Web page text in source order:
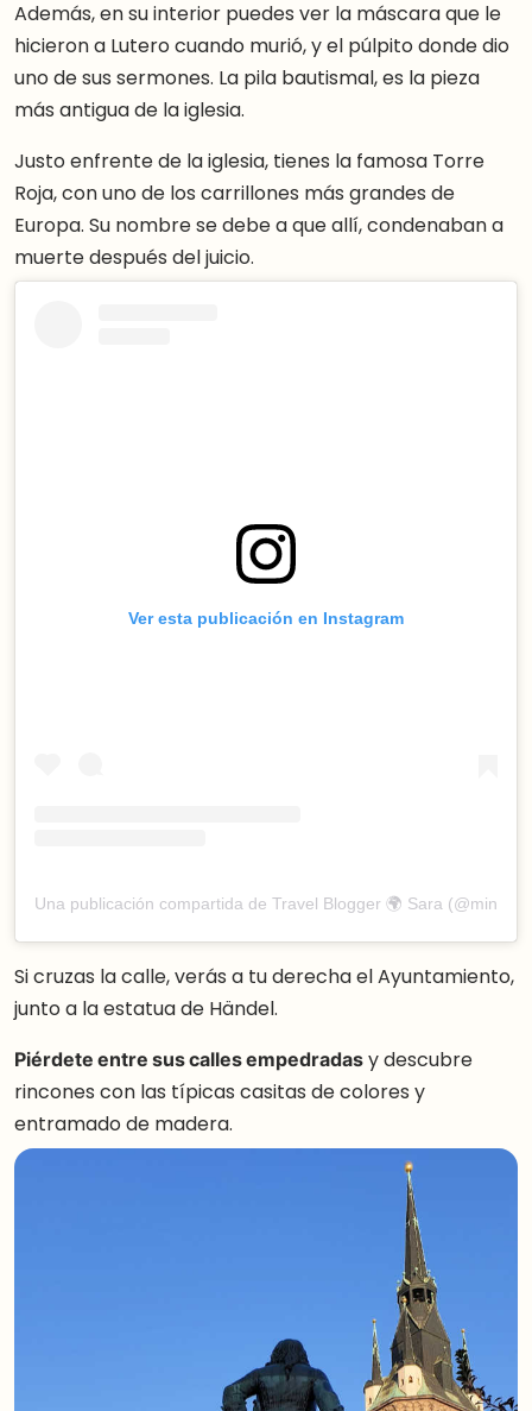
Además, en su interior puedes ver la máscara que le
hicieron a Lutero cuando murió, y el púlpito donde dio
uno de sus sermones. La pila bautismal, es la pieza
más antigua de la iglesia.
Justo enfrente de la iglesia, tienes la famosa Torre
Roja, con uno de los carrillones más grandes de
Europa. Su nombre se debe a que allí, condenaban a
muerte después del juicio.
Ver esta publicación en Instagram
Una publicación compartida de Travel Blogger 🌍 Sara
Si cruzas la calle, verás a tu derecha el Ayuntamiento,
junto a la estatua de Händel.
Piérdete entre sus calles empedradasy descubre
rincones con las típicas casitas de colores y
entramado de madera.